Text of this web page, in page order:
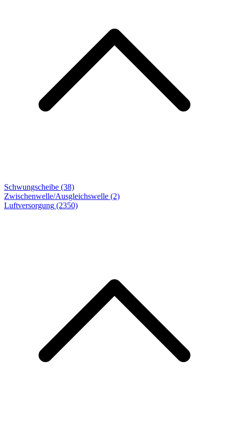
Schwungscheibe (38)
Zwischenwelle/Ausgleichswelle (2)
Luftversorgung (2350)